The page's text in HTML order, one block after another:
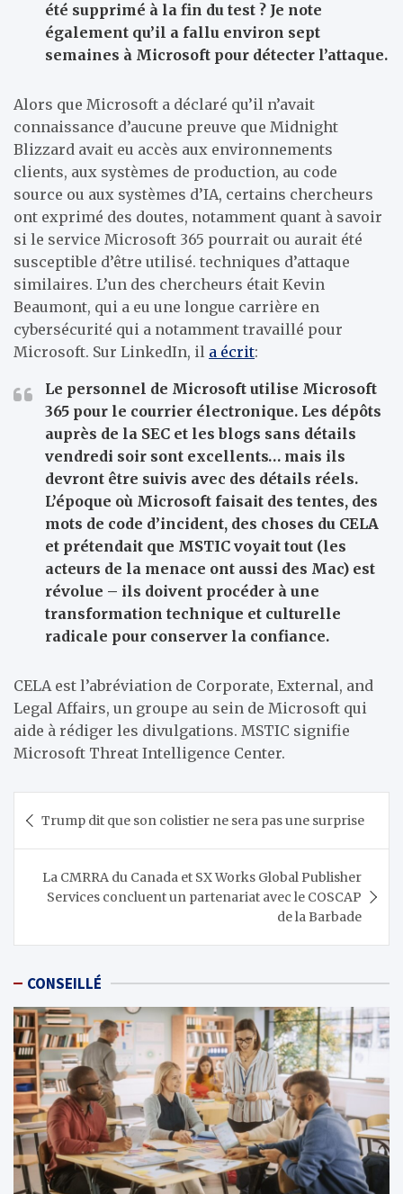
été supprimé à la fin du test ? Je note
également qu’il a fallu environ sept
semaines à Microsoft pour détecter l’attaque.
Alors que Microsoft a déclaré qu’il n’avait
connaissance d’aucune preuve que Midnight
Blizzard avait eu accès aux environnements
clients, aux systèmes de production, au code
source ou aux systèmes d’IA, certains chercheurs
ont exprimé des doutes, notamment quant à savoir
si le service Microsoft 365 pourrait ou aurait été
susceptible d’être utilisé. techniques d’attaque
similaires. L’un des chercheurs était Kevin
Beaumont, qui a eu une longue carrière en
cybersécurité qui a notamment travaillé pour
Microsoft. Sur LinkedIn, il a écrit:
Le personnel de Microsoft utilise Microsoft
365 pour le courrier électronique. Les dépôts
auprès de la SEC et les blogs sans détails
vendredi soir sont excellents… mais ils
devront être suivis avec des détails réels.
L’époque où Microsoft faisait des tentes, des
mots de code d’incident, des choses du CELA
et prétendait que MSTIC voyait tout (les
acteurs de la menace ont aussi des Mac) est
révolue – ils doivent procéder à une
transformation technique et culturelle
radicale pour conserver la confiance.
CELA est l’abréviation de Corporate, External, and
Legal Affairs, un groupe au sein de Microsoft qui
aide à rédiger les divulgations. MSTIC signifie
Microsoft Threat Intelligence Center.
de Trump dit que son colistier ne sera pas une surprise
La CMRRA du Canada et SX Works Global Publisher
Services concluent un partenariat avec le COSCAP
de la Barbade
CONSEILLÉ